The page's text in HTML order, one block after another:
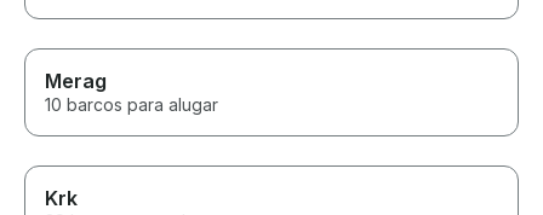
Merag
10 barcos para alugar
Krk